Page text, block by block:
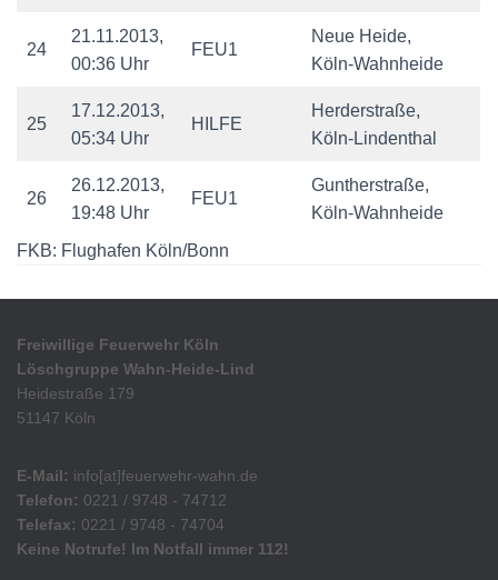
24
21.11.2013,
00:36 Uhr
FEU1
Neue Heide,
Köln-Wahnheide
25
17.12.2013,
05:34 Uhr
HILFE
Herderstraße,
Köln-Lindenthal
26
26.12.2013,
19:48 Uhr
FEU1
Guntherstraße,
Köln-Wahnheide
FKB: Flughafen Köln/Bonn
Freiwillige Feuerwehr Köln
Löschgruppe Wahn-Heide-Lind
Heidestraße 179
51147 Köln
E-Mail: info[at]feuerwehr-wahn.de
Telefon: 0221 / 9748 - 74712
Telefax: 0221 / 9748 - 74704
Keine Notrufe! Im Notfall immer 112!